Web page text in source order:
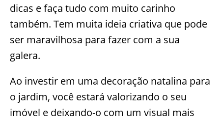
dicas e faça tudo com muito carinho
também. Tem muita ideia criativa que pode
ser maravilhosa para fazer com a sua
galera.
Ao investir em uma decoração natalina para
o jardim, você estará valorizando o seu
imóvel e deixando-o com um visual mais